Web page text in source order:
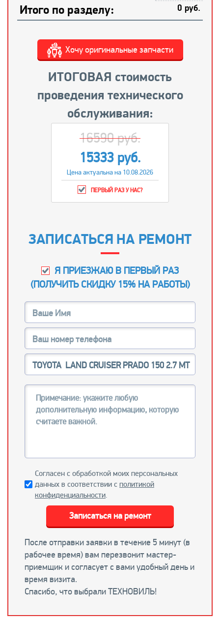
Итого по разделу: 0 руб.
ИТОГОВАЯ стоимость
проведения технического
обслуживания:
Хочу оригинальные запчасти
16590 руб.
15333 руб.
Цена актуальна на 10.08.2026
ПЕРВЫЙ РАЗ У НАС?
ЗАПИСАТЬСЯ НА РЕМОНТ
Я ПРИЕЗЖАЮ В ПЕРВЫЙ РАЗ
(ПОЛУЧИТЬ СКИДКУ 15% НА РАБОТЫ)
Согласен с обработкой моих персональных
данных в соответствии с политикой
конфиденциальности.
После отправки заявки в течение 5 минут (в
рабочее время) вам перезвонит мастер-
приемщик и согласует с вами удобный день и
время визита.
Спасибо, что выбрали ТЕХНОВИЛЬ!
Записаться на ремонт